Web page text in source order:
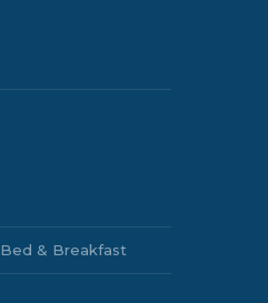
Bed & Breakfast